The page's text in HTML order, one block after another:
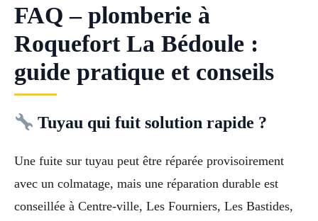
FAQ – plomberie à
Roquefort La Bédoule :
guide pratique et conseils
Tuyau qui fuit solution rapide ?
Une fuite sur tuyau peut être réparée provisoirement
avec un colmatage, mais une réparation durable est
conseillée à Centre-ville, Les Fourniers, Les Bastides,